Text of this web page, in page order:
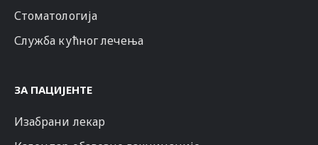
Стоматологија
Служба кућног лечења
ЗА ПАЦИЈЕНТЕ
Изабрани лекар